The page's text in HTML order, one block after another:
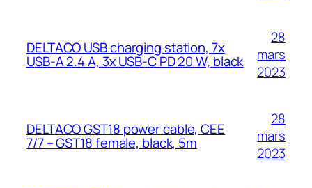
DELTACO USB charging station, 7x
USB-A 2.4 A, 3x USB-C PD 20 W, black
28
mars
2023
DELTACO GST18 power cable, CEE
7/7 – GST18 female, black, 5m
28
mars
2023